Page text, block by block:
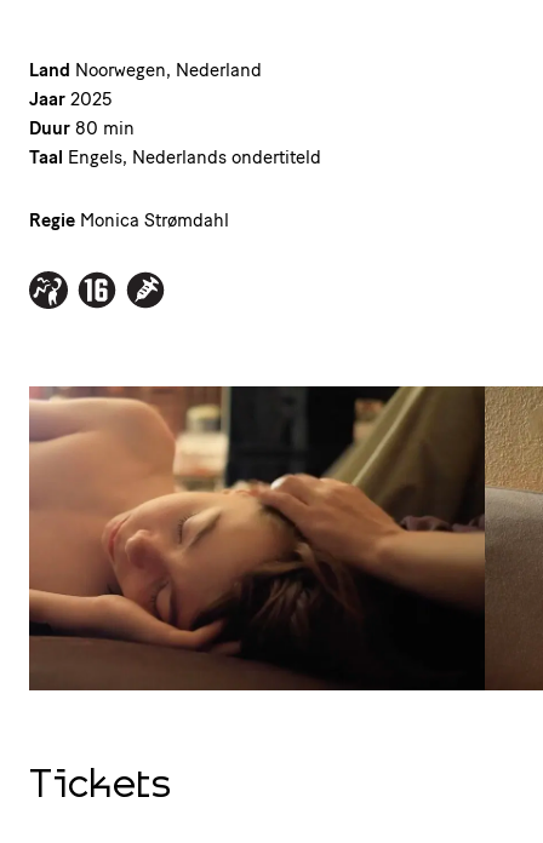
Land Noorwegen, Nederland
Jaar 2025
Duur 80 min
Taal Engels, Nederlands ondertiteld
Regie Monica Strømdahl
Tickets